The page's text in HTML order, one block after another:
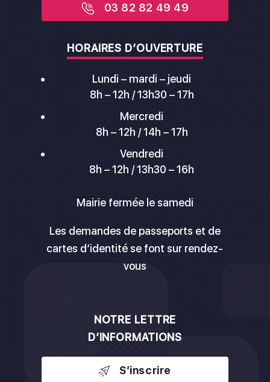
03 82 82 49 49
HORAIRES D’OUVERTURE
Lundi – mardi – jeudi
8h – 12h / 13h30 – 17h
Mercredi
8h – 12h / 14h – 17h
Vendredi
8h – 12h / 13h30 – 16h
Mairie fermée le samedi
Les demandes de passeports et de
cartes d’identité se font sur rendez-
vous
NOTRE LETTRE
D’INFORMATIONS
S’inscrire